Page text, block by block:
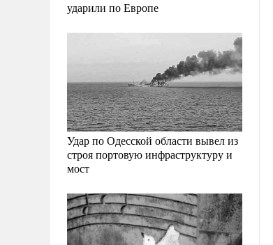
ударили по Европе
Удар по Одесской области вывел из
строя портовую инфраструктуру и
мост